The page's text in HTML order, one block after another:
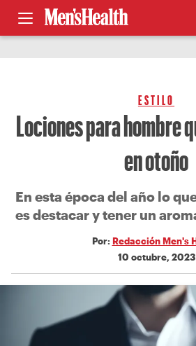
ESTILO
Lociones para hombre
en otoño
En esta época del año lo
es destacar y tener un
Por: Redacción Men's
10 octubre, 2023